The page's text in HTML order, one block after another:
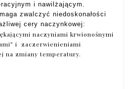
i nawilżającym.
zwalczyć niedoskonałości
cery naczynkowej:
naczyniami krwionośnymi
i zaczerwienieniami
na zmiany temperatury.